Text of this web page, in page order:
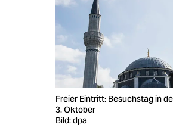
veranstaltungenFreier Eintritt: Besuchstag in
3. Oktober
Bild: dpa